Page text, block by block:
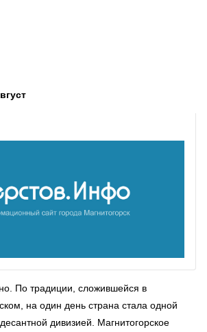
По традиции, сложившейся в
на один день страна стала одной
дивизией. Магнитогорское